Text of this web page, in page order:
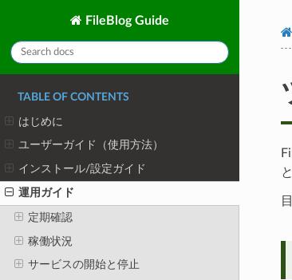
FileBlog Guide
TABLE OF CONTENTS
はじめに
ユーザーガイド（使用方法）
インストール/設定ガイド
運用ガイド
定期確認
稼働状況
サービスの開始と停止